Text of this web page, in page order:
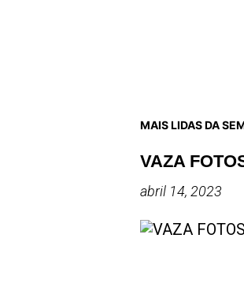
MAIS LIDAS DA
VAZA
abril 14, 2023